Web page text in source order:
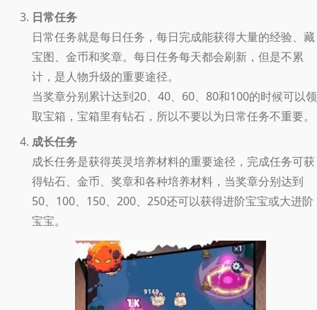
日常任务
日常任务就是每日任务，每日完成能获得大量的经验、藏
宝图、金币和奖章。每日任务每天都会刷新，但是不累
计，是人物升级的重要途径。
当奖章分别累计达到20、40、60、80和100的时候可以领
取宝箱，宝箱里有钻石，所以不要以为日常任务不重要。
成长任务
成长任务是获得英灵培养材料的重要途径，完成任务可获
得钻石、金币、奖章和各种培养材料，当奖章分别达到
50、100、150、200、250还可以获得进阶宝宝或大进阶
宝宝。